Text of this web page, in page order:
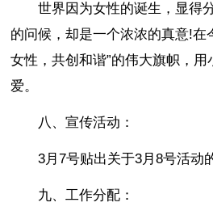
世界因为女性的诞生，显得
的问候，却是一个浓浓的真意!在
女性，共创和谐”的伟大旗帜，
爱。
八、宣传活动：
3月7号贴出关于3月8号活动
九、工作分配：